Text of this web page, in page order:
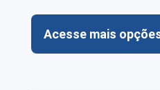
Acesse mais